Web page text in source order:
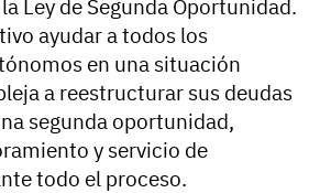
Ley de Segunda Oportunidad.
ayudar a todos los
en una situación
a reestructurar sus deudas
segunda oportunidad,
y servicio de
todo el proceso.